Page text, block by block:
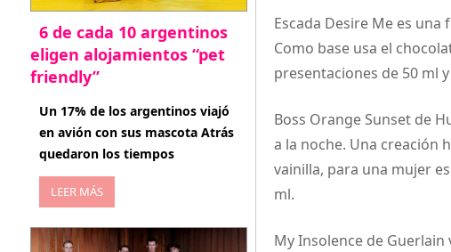
Escada Desire Me es
Como base usa el
presentaciones de 50 ml
Boss Orange Sunset de
a la noche. Una creación
vainilla, para una mujer
ml.
My Insolence de
6 de cada 10 argentinos
eligen alojamientos “pet
friendly”
abril 27, 2026
Un 17% de los argentinos viajó
en avión con sus mascota Atrás
quedaron los tiempos
LEER MÁS